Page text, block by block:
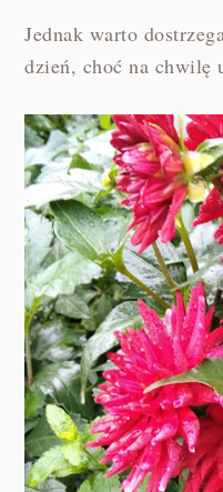
Jednak warto
dzień, choć na chwilę